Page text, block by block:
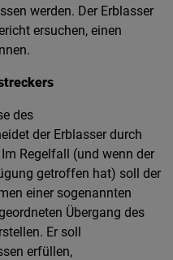
werden. Der Erblasser
ersuchen, einen
des
der Erblasser durch
Regelfall (und wenn der
getroffen hat) soll der
einer sogenannten
Übergang des
Er soll
erfüllen,